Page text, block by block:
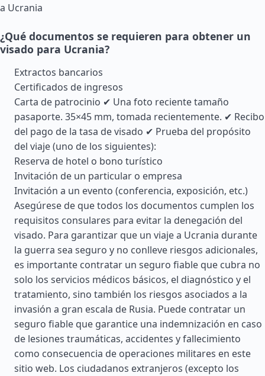
a Ucrania
¿Qué documentos se requieren para obtener un
visado para Ucrania?
Extractos bancarios
Certificados de ingresos
Carta de patrocinio ✔ Una foto reciente tamaño
pasaporte. 35×45 mm, tomada recientemente. ✔ Recibo
del pago de la tasa de visado ✔ Prueba del propósito
del viaje (uno de los siguientes):
Reserva de hotel o bono turístico
Invitación de un particular o empresa
Invitación a un evento (conferencia, exposición, etc.)
Asegúrese de que todos los documentos cumplen los
requisitos consulares para evitar la denegación del
visado. Para garantizar que un viaje a Ucrania durante
la guerra sea seguro y no conlleve riesgos adicionales,
es importante contratar un seguro fiable que cubra no
solo los servicios médicos básicos, el diagnóstico y el
tratamiento, sino también los riesgos asociados a la
invasión a gran escala de Rusia. Puede contratar un
seguro fiable que garantice una indemnización en caso
de lesiones traumáticas, accidentes y fallecimiento
como consecuencia de operaciones militares en este
sitio web. Los ciudadanos extranjeros (excepto los